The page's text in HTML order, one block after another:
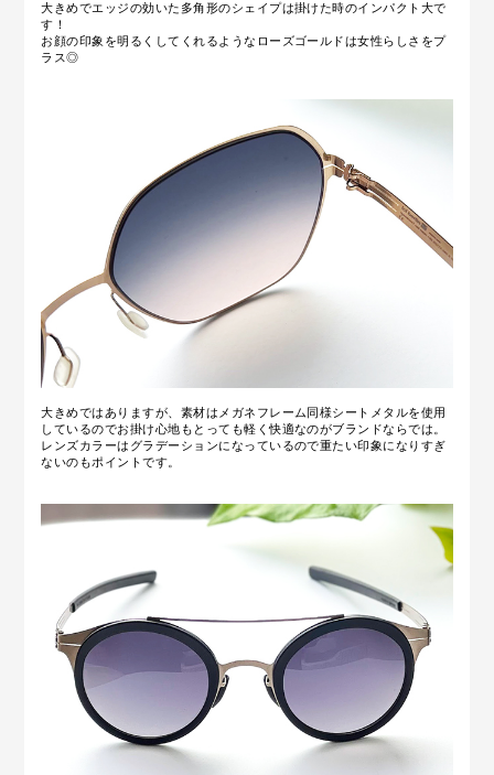
大きめでエッジの効いた多角形のシェイプは掛けた時のインパクト大で
す！
お顔の印象を明るくしてくれるようなローズゴールドは女性らしさをプ
ラス◎
大きめではありますが、素材はメガネフレーム同様シートメタルを使用
しているのでお掛け心地もとっても軽く快適なのがブランドならでは。
レンズカラーはグラデーションになっているので重たい印象になりすぎ
ないのもポイントです。